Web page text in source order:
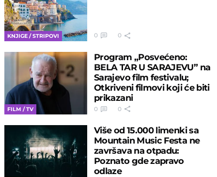
KNJIGE / STRIPOVI 0 0
FILM / TV
Program „Posvećeno:
BELA TAR U SARAJEVU” na
Sarajevo film festivalu;
Otkriveni filmovi koji će biti
prikazani
0 0
Više od 15.000 limenki sa
Mountain Music Festa ne
završava na otpadu:
Poznato gde zapravo
odlaze